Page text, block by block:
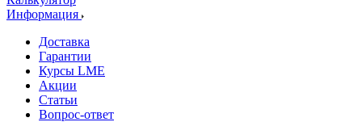
Информация
Доставка
Гарантии
Курсы LME
Акции
Статьи
Вопрос-ответ